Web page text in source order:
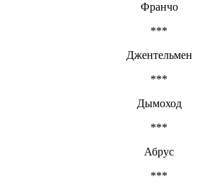
Франчо
***
Джентельмен
***
Дымоход
***
Абрус
***